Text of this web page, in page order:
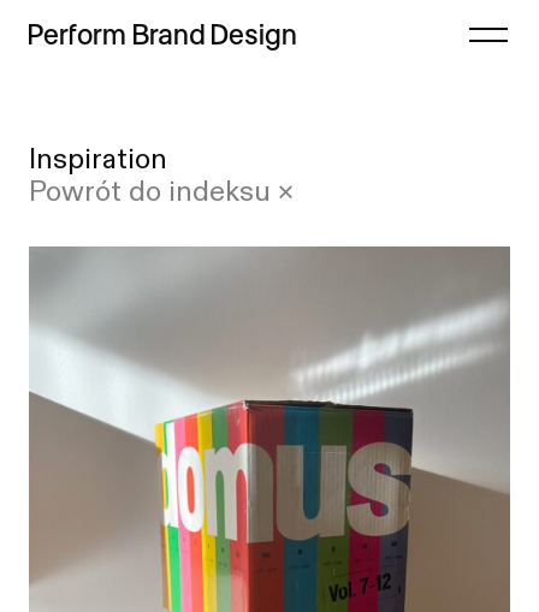
Perform Brand Design
Projekty
Refleksje
Proces
Sklep
Indeks
Inspiration
Powrót do indeksu ×